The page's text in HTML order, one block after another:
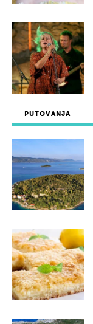
PUTOVANJA